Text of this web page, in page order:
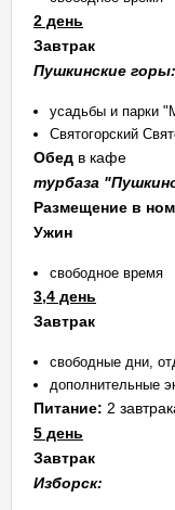
2 день
Завтрак
Пушкинские горы:
усадьбы и парки
Святогорский
Обед в кафе
турбаза
Размещение в
Ужин
свободное время
3,4 день
Завтрак
свободные дни,
дополнительные
Питание: 2
5 день
Завтрак
Изборск: